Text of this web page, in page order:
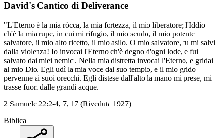
David's Cantico di Deliverance
"L'Eterno è la mia ròcca, la mia fortezza, il mio liberatore; l'Iddio
ch'è la mia rupe, in cui mi rifugio, il mio scudo, il mio potente
salvatore, il mio alto ricetto, il mio asilo. O mio salvatore, tu mi salvi
dalla violenza! Io invocai l'Eterno ch'è degno d'ogni lode, e fui
salvato dai miei nemici. Nella mia distretta invocai l'Eterno, e gridai
al mio Dio. Egli udì la mia voce dal suo tempio, e il mio grido
pervenne ai suoi orecchi. Egli distese dall'alto la mano mi prese, mi
trasse fuori dalle grandi acque.
2 Samuele 22:2-4, 7, 17 (Riveduta 1927)
Biblica